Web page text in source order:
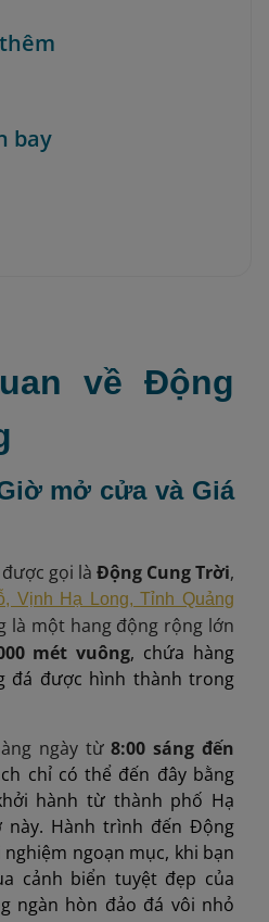
bay
về Động
mở cửa và Giá
gọi là Động Cung Trời,
Vịnh Hạ Long, Tỉnh Quảng
là một hang động rộng lớn
mét vuông, chứa hàng
đá được hình thành trong
ngày từ8:00 sáng đến
chỉ có thể đến đây bằng
hành từ thành phố Hạ
này. Hành trình đến Động
ngoạn mục, khi bạn
cảnh biển tuyệt đẹp của
ngàn hòn đảo đá vôi nhỏ